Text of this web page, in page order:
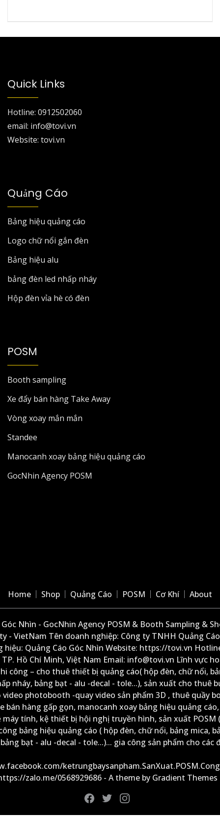
Quick Links
Hotline: 0912502060
email: info@tovi.vn
Website: tovi.vn
Quảng Cáo
Bảng hiệu quảng cáo
Logo chữ nổi gắn đèn
Bảng hiệu alu
bảng đèn led nhấp nháy
Hộp đèn vỉa hè có đèn
POSM
Booth sampling
Xe đẩy bán hàng Take Away
Vòng xoay mắn mắn
Standee
Manocanh xoay bảng hiệu quảng cáo
GocNhin Agency POSM
Home Shop Quảng Cáo POSM Cơ Khí About
Nhìn - GocNhin Agency POSM & Booth Sampling &
- VietNam Tên doanh nghiệp: Công ty TNHH Quảng
Quảng Cáo Góc Nhìn Website: https://tovi.vn
Hồ Chí Minh, Việt Nam Email: info@tovi.vn Lĩnh vực
công – cho thuê thiết bị quảng cáo( hộp đèn, chữ nổi,
nháy, bảng bạt - alu -decal - tole...), sản xuất cho thuê
photobooth -quay video sản phẩm 3D , thuê quầy
bán hàng gấp gọn, manocanh xoay bảng hiệu quảng
tính, kệ thiết bị hội nghị truyền hình, sản xuất POSM
bảng hiệu quảng cáo ( hộp đèn, chữ nổi, bảng mica,
bạt - alu -decal - tole...)... gia công sản phẩm cho các
zalo.me/0568929686 - A theme by Gradient